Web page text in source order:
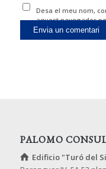
Desa el meu nom,
aquest navegador
comenti.
PALOMO
Edificio "Turó del